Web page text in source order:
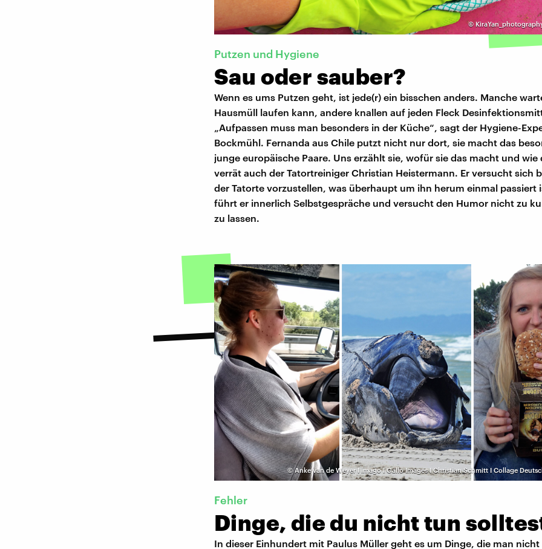
©
Putzen und Hygiene
Sau oder sauber?
Wenn es ums Putzen geht, ist jede(r) ein bisschen anders. Manche
Hausmüll laufen kann, andere knallen auf jeden Fleck
„Aufpassen muss man besonders in der Küche“, sagt der Hygiene-
Bockmühl. Fernanda aus Chile putzt nicht nur dort, sie macht das
junge europäische Paare. Uns erzählt sie, wofür sie das macht und wie
verrät auch der Tatortreiniger Christian Heistermann. Er versucht sich
der Tatorte vorzustellen, was überhaupt um ihn herum einmal passiert
führt er innerlich Selbstgespräche und versucht den Humor nicht zu
zu lassen.
©Anke van de Weyer I imago I Gallo Images I Christian Schmitt I Collage
Fehler
Dinge, die du nicht tun
In dieser Einhundert mit Paulus Müller geht es um Dinge, die man